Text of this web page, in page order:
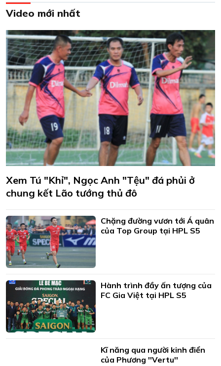
Video mới nhất
Xem Tú "Khỉ", Ngọc Anh "Tệu" đá phủi ở
chung kết Lão tướng thủ đô
Chặng đường vươn tới Á quân
của Top Group tại HPL S5
Hành trình đầy ấn tượng của
FC Gia Việt tại HPL S5
Kĩ năng qua người kinh điển
của Phương ''Vertu''